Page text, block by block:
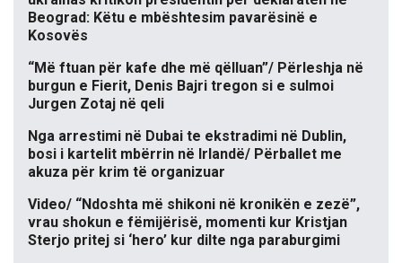
Beograd: Këtu e mbështesim pavarësinë e
Kosovës
“Më ftuan për kafe dhe më qëlluan”/ Përleshja në
burgun e Fierit, Denis Bajri tregon si e sulmoi
Jurgen Zotaj në qeli
Nga arrestimi në Dubai te ekstradimi në Dublin,
bosi i kartelit mbërrin në Irlandë/ Përballet me
akuza për krim të organizuar
Video/ “Ndoshta më shikoni në kronikën e zezë”,
vrau shokun e fëmijërisë, momenti kur Kristjan
Sterjo pritej si ‘hero’ kur dilte nga paraburgimi